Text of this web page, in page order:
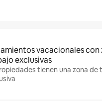
vacacionales con
exclusivas
tienen una zona de